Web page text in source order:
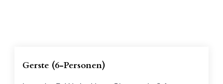
Gerste (6-Personen)